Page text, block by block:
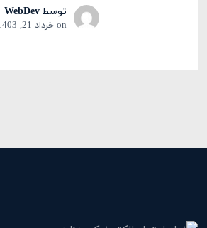
توسطWebDev
onخرداد 21, 1403